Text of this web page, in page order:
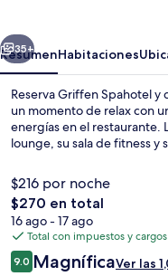
Siguiente
35+
ResumenHabitaciones
Reserva Griffen Spahotel y
un momento de relax con
energías en el restaurante.
lounge, su sala de fitness y
$216 por noche
El
precio
total
es
de
$270 en total
16 ago - 17 ago
Total con impuestos y cargos
Opiniones
9.09.0 de 10,
MagníficaVer las